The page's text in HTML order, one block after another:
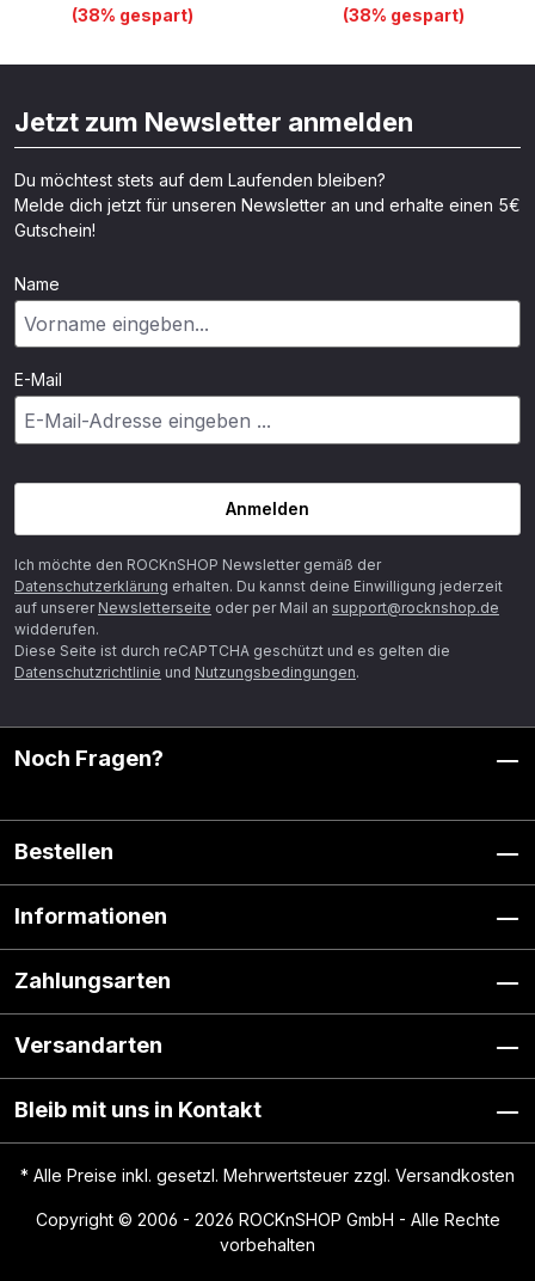
(38% gespart) (38% gespart)
Jetzt zum Newsletter anmelden
Du möchtest stets auf dem Laufenden bleiben?
Melde dich jetzt für unseren Newsletter an und erhalte einen 5€
Gutschein!
Name
E-Mail
Anmelden
Ich möchte den ROCKnSHOP Newsletter gemäß der
Datenschutzerklärung erhalten. Du kannst deine Einwilligung jederzeit
auf unserer Newsletterseite oder per Mail an support@rocknshop.de
widderufen.
Diese Seite ist durch reCAPTCHA geschützt und es gelten die
Datenschutzrichtlinie und Nutzungsbedingungen.
Noch Fragen?
Bestellen
Informationen
Zahlungsarten
Versandarten
Bleib mit uns in Kontakt
* Alle Preise inkl. gesetzl. Mehrwertsteuer zzgl. Versandkosten
Copyright © 2006 - 2026 ROCKnSHOP GmbH - Alle Rechte
vorbehalten